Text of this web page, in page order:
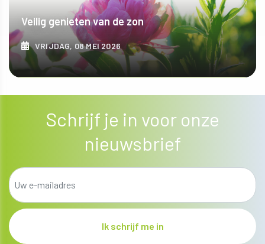
Veilig genieten van de zon
VRIJDAG, 08 MEI 2026
ONTDEK MEER
Schrijf je in voor onze
nieuwsbrief